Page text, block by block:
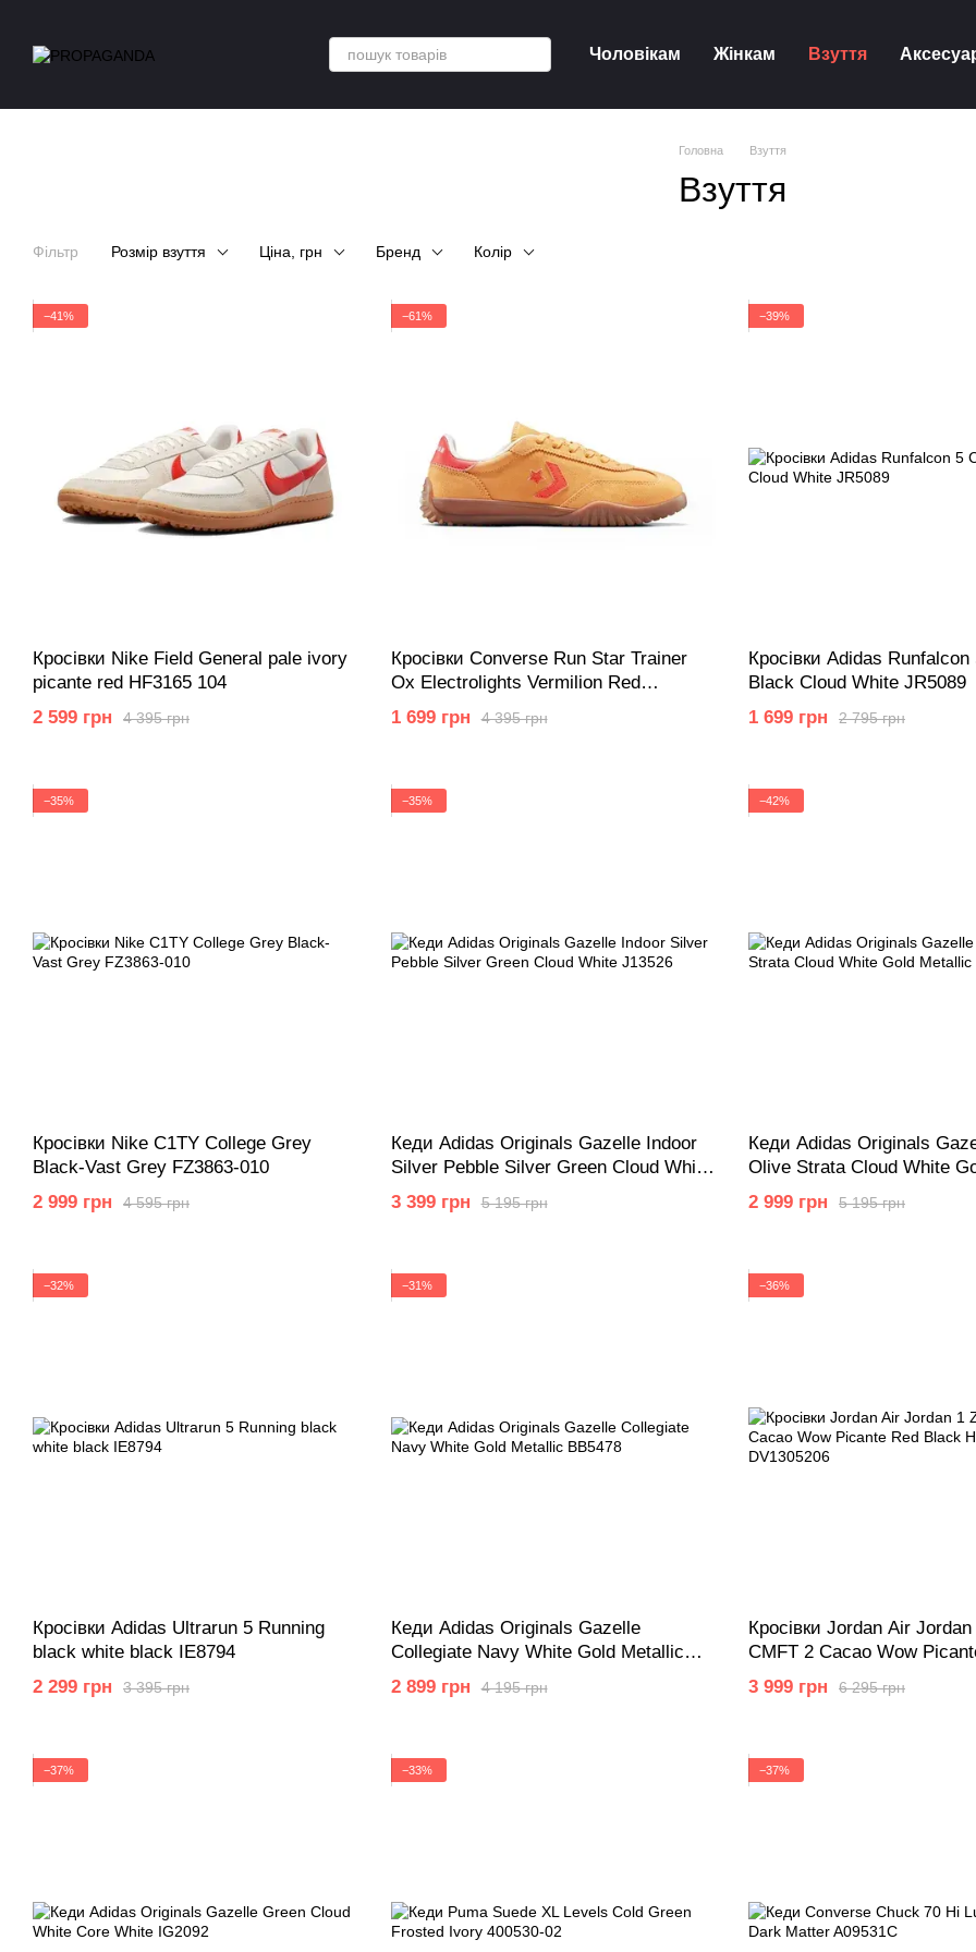
Чоловікам Жінкам Взуття
Головна Взуття
Взуття
Фільтр Розмір взуття Ціна, грн Бренд Колір
−41%
Кросівки Nike Field General pale ivory
picante red HF3165 104
4 395 грн
2 599 грн
−61%
Кросівки Converse Run Star Trainer
Ox Electrolights Vermilion Red
A15089C
4 395 грн
1 699 грн
−39%
Кросівки Adidas Runfalcon
Black Cloud White JR5089
2 795 грн
1 699 грн
−35%
Кросівки Nike C1TY College Grey
Black-Vast Grey FZ3863-010
4 595 грн
2 999 грн
−35%
Кеди Adidas Originals Gazelle Indoor
Silver Pebble Silver Green Cloud White
J13526
5 195 грн
3 399 грн
−42%
Кеди Adidas Originals
Olive Strata Cloud White
JQ0174
5 195 грн
2 999 грн
−32%
Кросівки Adidas Ultrarun 5 Running
black white black IE8794
3 395 грн
2 299 грн
−31%
Кеди Adidas Originals Gazelle
Collegiate Navy White Gold Metallic
BB5478
4 195 грн
2 899 грн
−36%
Кросівки Jordan Air
CMFT 2 Cacao Wow
Hyper Pink DV1305206
6 295 грн
3 999 грн
−37% −33% −37%